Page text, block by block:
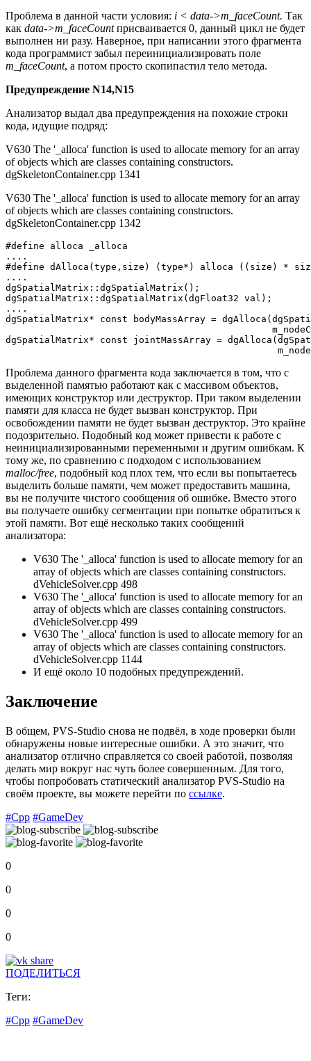
Проблема в данной части условия: i < data->m_faceCount. Так
как data->m_faceCountприсваивается 0, данный цикл не будет
выполнен ни разу. Наверное, при написании этого фрагмента
кода программист забыл переинициализировать поле
m_faceCount, а потом просто скопипастил тело метода.
Предупреждение N14,N15
Анализатор выдал два предупреждения на похожие строки
кода, идущие подряд:
V630 The '_alloca' function is used to allocate memory for an array
of objects which are classes containing constructors.
dgSkeletonContainer.cpp 1341
V630 The '_alloca' function is used to allocate memory for an array
of objects which are classes containing constructors.
dgSkeletonContainer.cpp 1342
#define alloca _alloca
....
#define dAlloca(type,size) (type*) alloca ((size) *
....
dgSpatialMatrix::dgSpatialMatrix();
dgSpatialMatrix::dgSpatialMatrix(dgFloat32 val);
....
dgSpatialMatrix* const bodyMassArray =
dgSpatialMatrix* const jointMassArray =
Проблема данного фрагмента кода заключается в том, что с
выделенной памятью работают как с массивом объектов,
имеющих конструктор или деструктор. При таком выделении
памяти для класса не будет вызван конструктор. При
освобождении памяти не будет вызван деструктор. Это крайне
подозрительно. Подобный код может привести к работе с
неинициализированными переменными и другим ошибкам. К
тому же, по сравнению с подходом с использованием
malloc/free, подобный код плох тем, что если вы попытаетесь
выделить больше памяти, чем может предоставить машина,
вы не получите чистого сообщения об ошибке. Вместо этого
вы получаете ошибку сегментации при попытке обратиться к
этой памяти. Вот ещё несколько таких сообщений
анализатора:
V630 The '_alloca' function is used to allocate memory for an
array of objects which are classes containing constructors.
dVehicleSolver.cpp 498
V630 The '_alloca' function is used to allocate memory for an
array of objects which are classes containing constructors.
dVehicleSolver.cpp 499
V630 The '_alloca' function is used to allocate memory for an
array of objects which are classes containing constructors.
dVehicleSolver.cpp 1144
И ещё около 10 подобных предупреждений.
Заключение
В общем, PVS-Studio снова не подвёл, в ходе проверки были
обнаружены новые интересные ошибки. А это значит, что
анализатор отлично справляется со своей работой, позволяя
делать мир вокруг нас чуть более совершенным. Для того,
чтобы попробовать статический анализатор PVS-Studio на
своём проекте, вы можете перейти по ссылке.
#Cpp #GameDev
0
0
0
0
ПОДЕЛИТЬСЯ
Теги:
#Cpp #GameDev